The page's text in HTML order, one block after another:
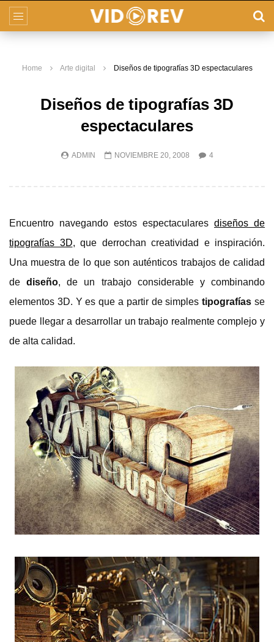
Home Arte digital Diseños de tipografías 3D espectaculares
Diseños de tipografías 3D
espectaculares
ADMIN NOVIEMBRE 20, 2008 4
Encuentro navegando estos espectaculares diseños de
tipografías 3D, que derrochan creatividad e inspiración.
Una muestra de lo que son auténticos trabajos de calidad
dediseño, de un trabajo considerable y combinando
elementos 3D. Y es que a partir de simplestipografías se
puede llegar a desarrollar un trabajo realmente complejo y
de alta calidad.